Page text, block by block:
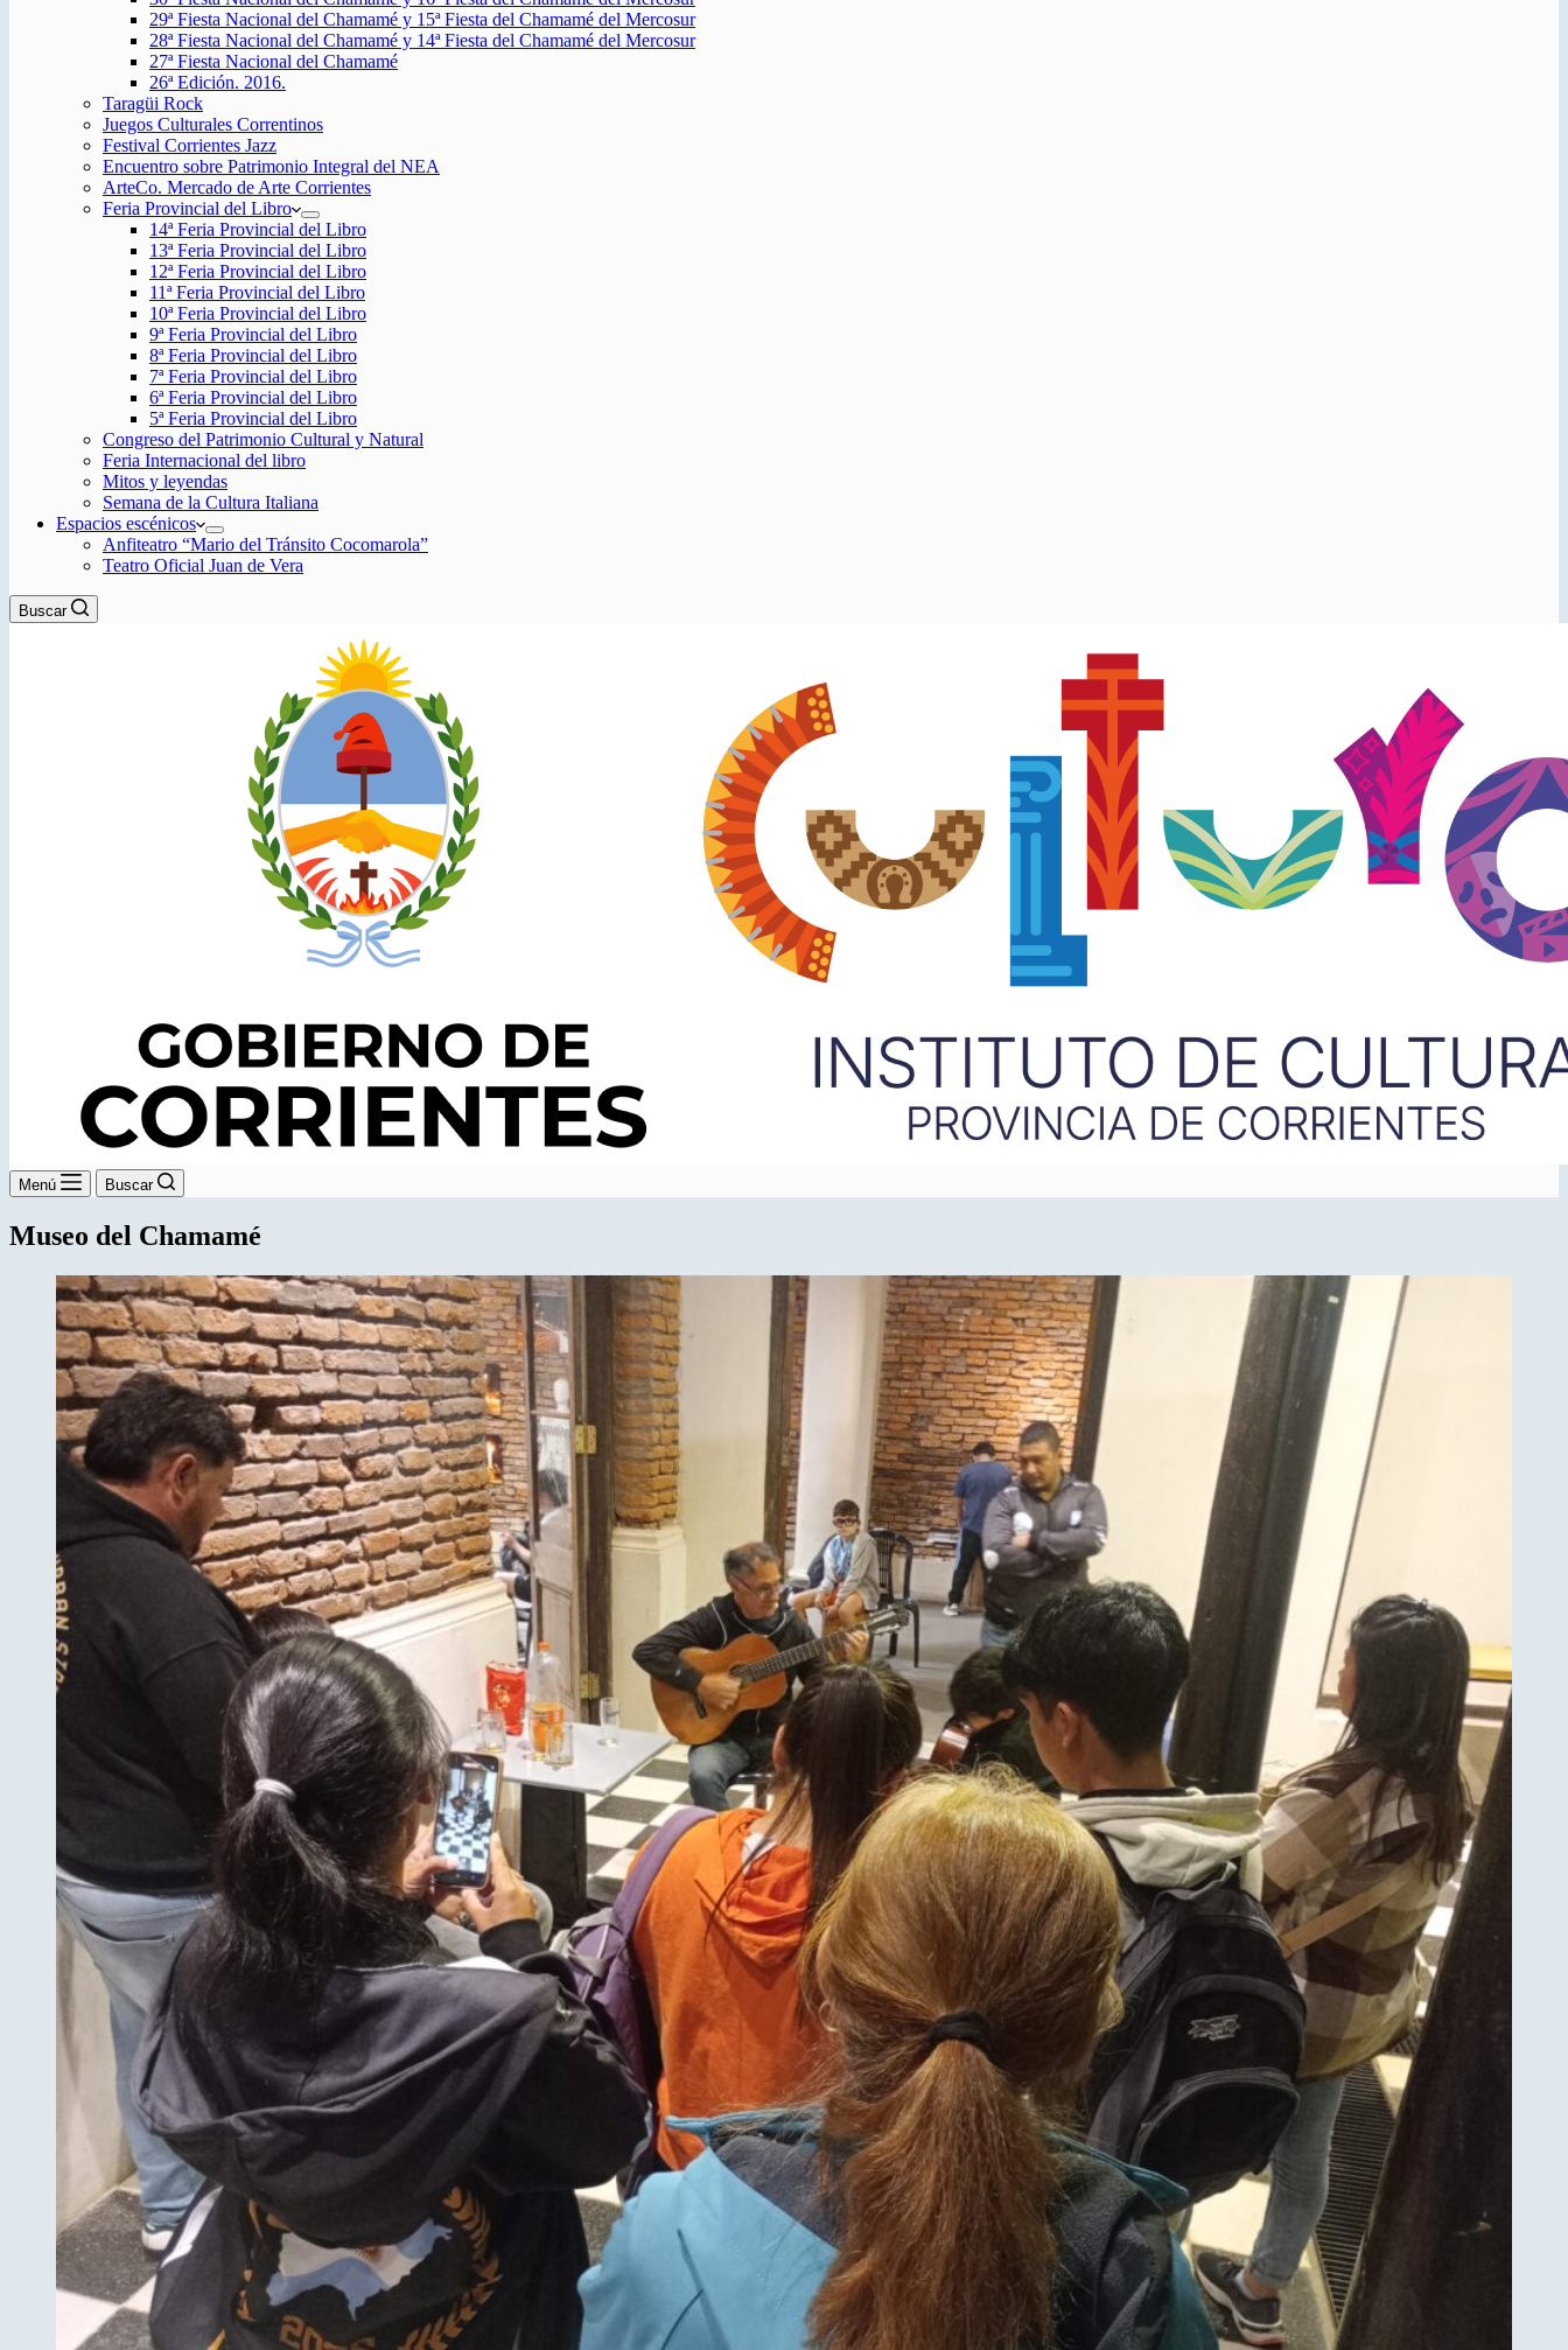
29ª Fiesta Nacional del Chamamé y 15ª Fiesta del Chamamé del Mercosur
28ª Fiesta Nacional del Chamamé y 14ª Fiesta del Chamamé del Mercosur
27ª Fiesta Nacional del Chamamé
26ª Edición. 2016.
Taragüi Rock
Juegos Culturales Correntinos
Festival Corrientes Jazz
Encuentro sobre Patrimonio Integral del NEA
ArteCo. Mercado de Arte Corrientes
Feria Provincial del Libro
14ª Feria Provincial del Libro
13ª Feria Provincial del Libro
12ª Feria Provincial del Libro
11ª Feria Provincial del Libro
10ª Feria Provincial del Libro
9ª Feria Provincial del Libro
8ª Feria Provincial del Libro
7ª Feria Provincial del Libro
6ª Feria Provincial del Libro
5ª Feria Provincial del Libro
Congreso del Patrimonio Cultural y Natural
Feria Internacional del libro
Mitos y leyendas
Semana de la Cultura Italiana
Espacios escénicos
Anfiteatro “Mario del Tránsito Cocomarola”
Teatro Oficial Juan de Vera
Buscar
Menú Buscar
Museo del Chamamé